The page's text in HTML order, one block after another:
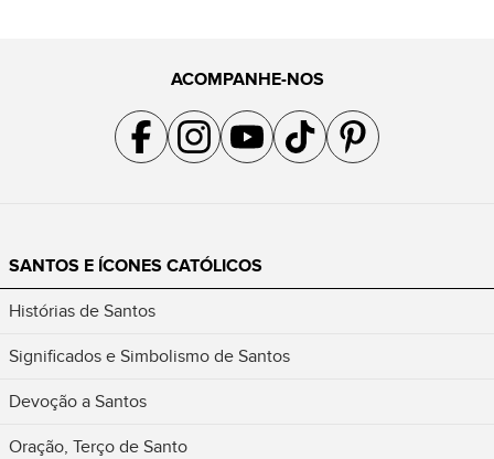
ACOMPANHE-NOS
Acompanhe a gente no Facebook
Acompanhe a gente no Instagram
Acompanhe a gente no YouTube
Acompanhe a gente no TikTok
Acompanhe a gente no
SANTOS E ÍCONES CATÓLICOS
Histórias de Santos
Significados e Simbolismo de Santos
Devoção a Santos
Oração, Terço de Santo